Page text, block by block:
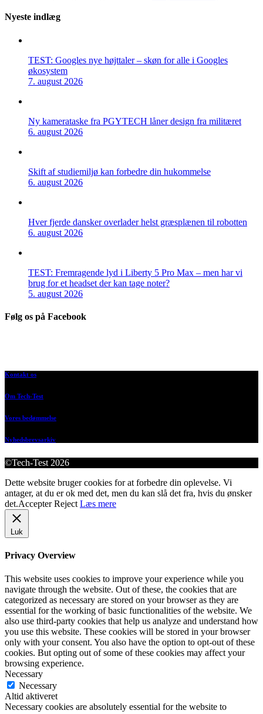
Nyeste indlæg
TEST: Googles nye højttaler – skøn for alle i Googles
økosystem
7. august 2026
Ny kamerataske fra PGYTECH låner design fra militæret
6. august 2026
Skift af studiemiljø kan forbedre din hukommelse
6. august 2026
Hver fjerde dansker overlader helst græsplænen til robotten
6. august 2026
TEST: Fremragende lyd i Liberty 5 Pro Max – men har vi
brug for et headset der kan tage noter?
5. august 2026
Følg os på Facebook
Kontakt os
Om Tech-Test
Vores bedømmelse
Nyhedsbrevsarkiv
©Tech-Test 2026
Dette website bruger cookies for at forbedre din oplevelse. Vi
antager, at du er ok med det, men du kan slå det fra, hvis du ønsker
det.Accepter Reject Læs mere
Luk
Privacy Overview
This website uses cookies to improve your experience while you
navigate through the website. Out of these, the cookies that are
categorized as necessary are stored on your browser as they are
essential for the working of basic functionalities of the website. We
also use third-party cookies that help us analyze and understand how
you use this website. These cookies will be stored in your browser
only with your consent. You also have the option to opt-out of these
cookies. But opting out of some of these cookies may affect your
browsing experience.
Necessary
Necessary
Altid aktiveret
Necessary cookies are absolutely essential for the website to